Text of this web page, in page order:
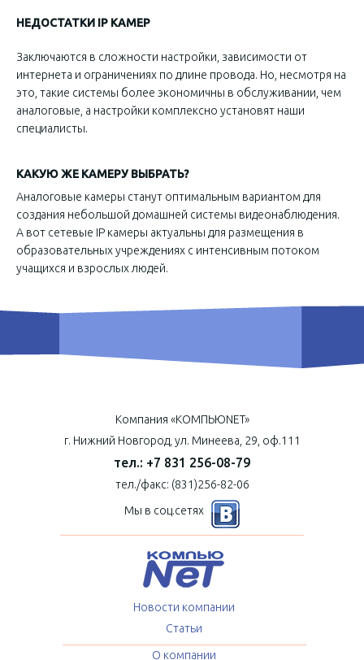
НЕДОСТАТКИ IP КАМЕР
Заключаются в сложности настройки, зависимости от
интернета и ограничениях по длине провода. Но, несмотря на
это, такие системы более экономичны в обслуживании, чем
аналоговые, а настройки комплексно установят наши
специалисты.
КАКУЮ ЖЕ КАМЕРУ ВЫБРАТЬ?
Аналоговые камеры станут оптимальным вариантом для
создания небольшой домашней системы видеонаблюдения.
А вот сетевые IP камеры актуальны для размещения в
образовательных учреждениях с интенсивным потоком
учащихся и взрослых людей.
Компания «КОМПЬЮNET»
г. Нижний Новгород, ул. Минеева, 29, оф.111
тел.: +7 831 256-08-79
тел./факс: (831)256-82-06
Мы в соц.сетях
Новости компании
Статьи
О компании